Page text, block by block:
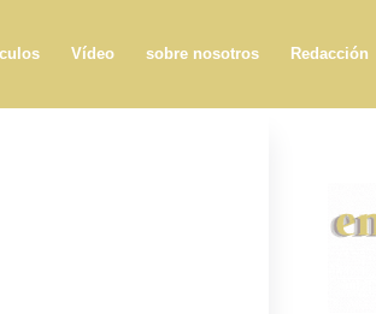
Vídeo sobre nosotros Redacción